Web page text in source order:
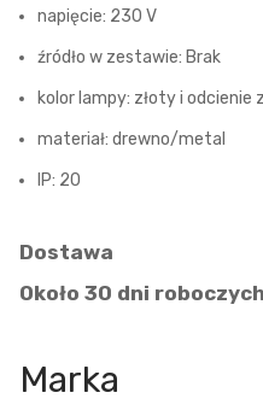
napięcie: 230 V
źródło w zestawie: Brak
kolor lampy: złoty i odcienie
materiał: drewno/metal
IP: 20
Dostawa
Około 30 dni
Marka